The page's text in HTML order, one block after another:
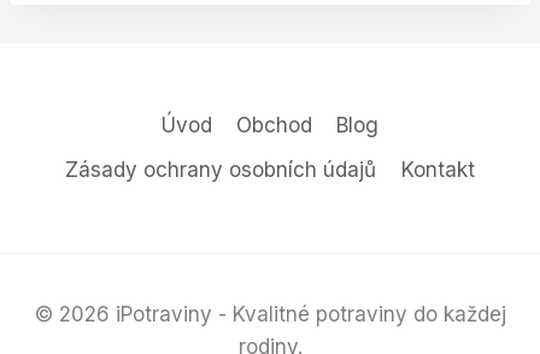
Úvod Obchod
Blog
Zásady ochrany osobních údajů
Kontakt
© 2026 iPotraviny - Kvalitné potraviny do každej
rodiny.